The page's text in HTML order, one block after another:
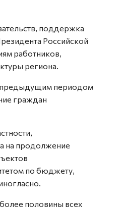
поддержка
Российской
работников,
региона.
предыдущим периодом
граждан
на продолжение
по бюджету,
половины всех